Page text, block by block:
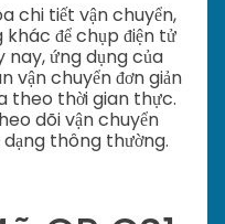
chi tiết vận chuyển,
khác để chụp điện tử
nay, ứng dụng của
vận chuyển đơn giản
theo thời gian thực.
dõi vận chuyển
thông thường.